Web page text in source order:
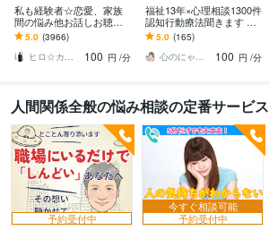
私も経験者☆恋愛、家族
間の悩み他お話しお聴き
します 心理カウンセラー
が恋愛・復縁・夫婦問題
等☆解決策を共有します
5.0 (3966)
ヒロ☆カウンセリング＆コンサルティング
100 円 /分
福祉13年×心理相談1300件
認知行動療法聞きます コ
コナラ10年1300件で人間
関係の悩みに寄り添いア
ドバイス
5.0 (165)
心のにゃん友 ゆかこ【うつ・復縁相談】
100 円 /分
人間関係全般の悩み相談の定番サービス
予約受付中
今すぐ相談可能
予約受付中